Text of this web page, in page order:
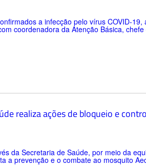
a infecção pelo vírus COVID-
coordenadora da Atenção Básica,
realiza ações de bloqueio e
da Secretaria de Saúde, por meio da
a prevenção e o combate ao mosquito